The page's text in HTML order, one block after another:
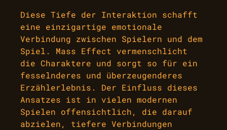
Diese Tiefe der Interaktion schafft
eine einzigartige emotionale
Verbindung zwischen Spielern und dem
Spiel. Mass Effect vermenschlicht
die Charaktere und sorgt so für ein
fesselnderes und überzeugenderes
Erzählerlebnis. Der Einfluss dieses
Ansatzes ist in vielen modernen
Spielen offensichtlich, die darauf
abzielen, tiefere Verbindungen